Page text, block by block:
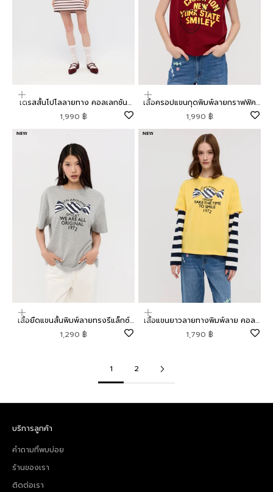
เลือกตัวเลือก
เดรสสั้นโปโลลายทาง คอลเลกชัน
Mild Moment
ราคาโปรโมชัน
1,990 ฿
เลือกตัวเลือก
เสื้อครอปแขนกุดพิมพ์ลายกราฟฟิค
คอลเลกชัน Lyn around x SMILEY
ราคาโปรโมชัน
1,990 ฿
เลือกตัวเลือก
เสื้อยืดแขนสั้นพิมพ์ลายทรงรีแล็กซ์
คอลเลกชัน Lyn around x SMILEY
ราคาโปรโมชัน
1,290 ฿
เลือกตัวเลือก
เสื้อแขนยาวลายทางพิมพ์ลาย คอล
เลกชัน Lyn around x SMILEY
ราคาโปรโมชัน
1,790 ฿
1 2
บริการลูกค้า
คำถามที่พบบ่อย
ร้านของเรา
ติดต่อเรา